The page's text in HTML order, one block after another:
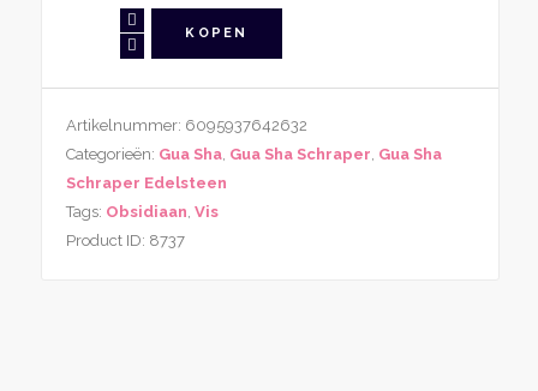
aantal
KOPEN
Artikelnummer: 6095937642632
Categorieën: Gua Sha, Gua Sha Schraper, Gua Sha
Schraper Edelsteen
Tags: Obsidiaan, Vis
Product ID: 8737